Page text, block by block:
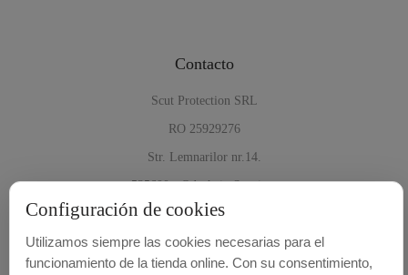
Contacto
Scut Protection SRL
RO 25929276
Str. Lemnarilor nr.14.
535600 - Odorheiu Secuiesc
Harghita, Romania
E-mail: info@cubrecarter.com
Configuración de cookies
Utilizamos siempre las cookies necesarias para el
funcionamiento de la tienda online. Con su consentimiento,